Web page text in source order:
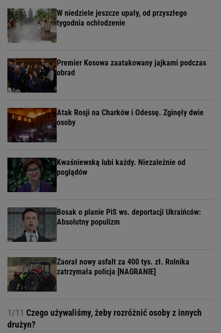
W niedziele jeszcze upały, od przyszłego
tygodnia ochłodzenie
Premier Kosowa zaatakowany jajkami podczas
obrad
Atak Rosji na Charków i Odessę. Zginęły dwie
osoby
Kwaśniewską lubi każdy. Niezależnie od
poglądów
Bosak o planie PiS ws. deportacji Ukraińców:
Absolutny populizm
Zaorał nowy asfalt za 400 tys. zł. Rolnika
zatrzymała policja [NAGRANIE]
1/11 Czego używaliśmy, żeby rozróżnić osoby z innych
drużyn?